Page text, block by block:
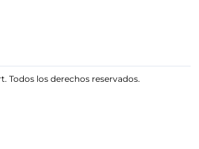
Todos los derechos reservados.